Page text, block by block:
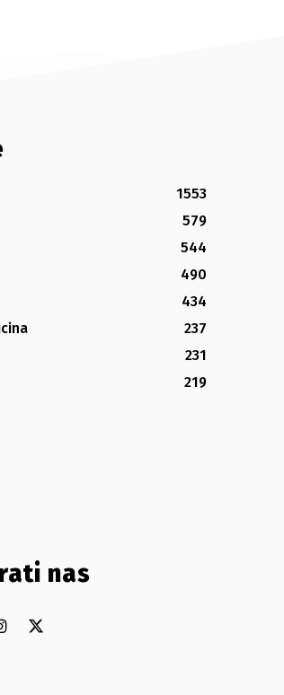
1553
579
544
490
434
237
231
219
nas